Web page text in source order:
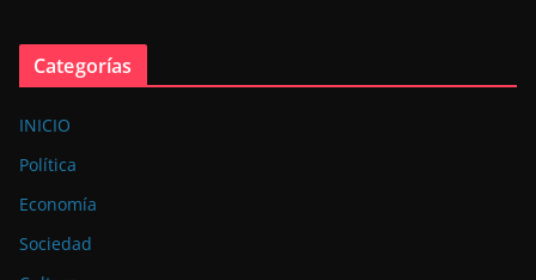
Categorías
INICIO
Política
Economía
Sociedad